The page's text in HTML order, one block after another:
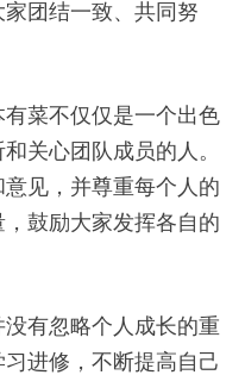
团结一致、共同努
菜不仅仅是一个出色
关心团队成员的人。
见，并尊重每个人的
鼓励大家发挥各自的
有忽略个人成长的重
进修，不断提高自己